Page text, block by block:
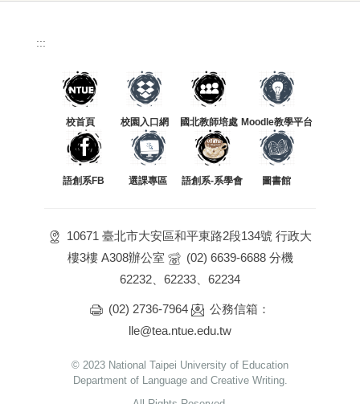
:::
校首頁 校園入口網 國北教師培處 Moodle教學平台
語創系FB 選課專區 語創系-系學會 圖書館
10671 臺北市大安區和平東路2段134號 行政大
樓3樓 A308辦公室
(02) 6639-6688 分機
62232、62233、62234
(02) 2736-7964
公務信箱：
lle@tea.ntue.edu.tw
© 2023 National Taipei University of Education
Department of Language and Creative Writing.